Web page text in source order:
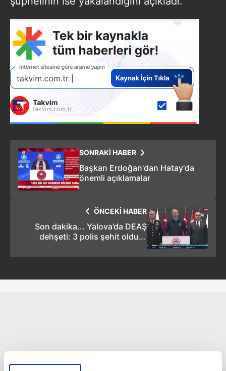
SONRAKİ HABER
Başkan Erdoğan'dan Hatay'da
önemli açıklamalar
ÖNCEKİ HABER
Son dakika... Yalova’da DEAŞ
dehşeti: 3 polis şehit oldu! -